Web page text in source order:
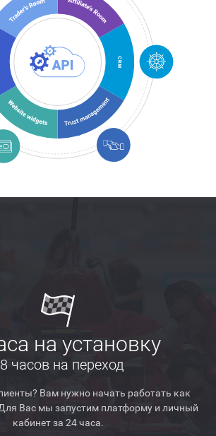
на установку
часов на переход
Вам нужно начать работать как
Вас мы запустим платформу и личный
кабинет за 24 часа.